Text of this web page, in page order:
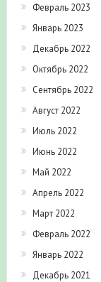
Февраль 2023
Январь 2023
Декабрь 2022
Октябрь 2022
Сентябрь 2022
Август 2022
Июль 2022
Июнь 2022
Май 2022
Апрель 2022
Март 2022
Февраль 2022
Январь 2022
Декабрь 2021